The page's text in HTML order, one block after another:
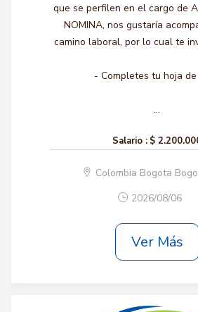
que se perfilen en el cargo de
NOMINA, nos gustaría
camino laboral, por lo cual te
- Completes tu hoja de
...
Salario : $
Colombia Bogota
2026/08/06
Ver Más